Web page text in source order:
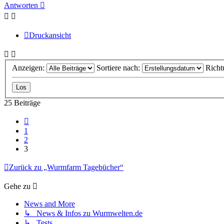
Antworten
Druckansicht
Anzeigen: Sortiere nach:
25 Beiträge
1
2
3
Zurück zu „Wurmfarm Tagebücher“
Gehe zu
News and More
↳ News & Infos zu Wurmwelten.de